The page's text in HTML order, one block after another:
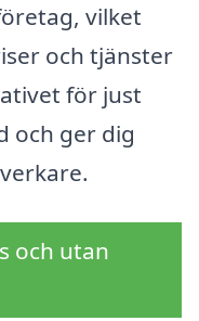
vilket
och tjänster
för just
och ger dig
och utan